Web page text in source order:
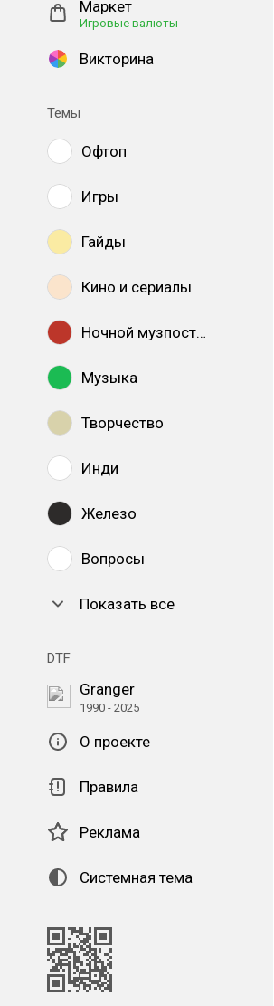
Маркет
Игровые валюты
Викторина
Темы
Офтоп
Игры
Гайды
Кино и сериалы
Ночной музпостинг
Музыка
Творчество
Инди
Железо
Вопросы
Показать все
DTF
Granger
1990 - 2025
О проекте
Правила
Реклама
Системная тема